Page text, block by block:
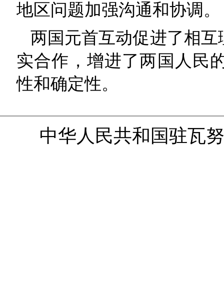
地区问题加强沟通和协调。
两国元首互动促进了相
实合作，增进了两国人民
性和确定性。
中华人民共和国驻瓦